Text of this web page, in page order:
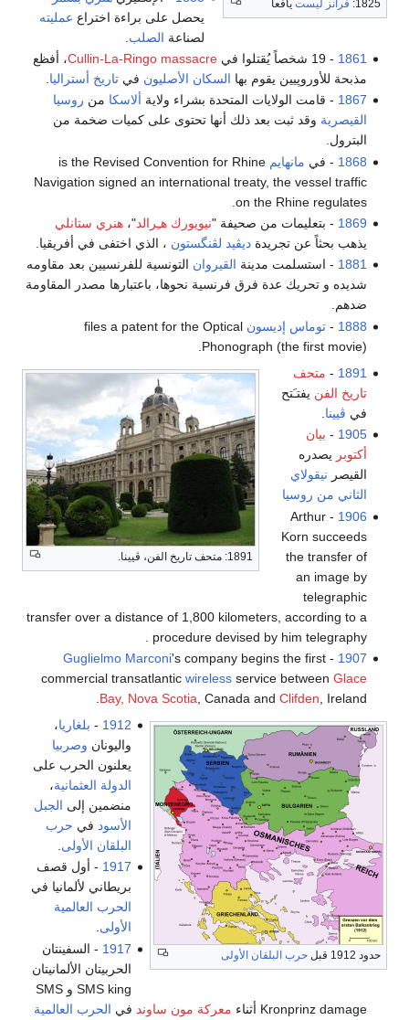
1825: فرانز ليست يافعاً
يحصل على براءة اختراع عمليته
لصناعة الصلب
1861 - 19 شخصاً يُقتلوا في Cullin-La-Ringo massacre، أفظع
مذبحة للأوروپيين يقوم بها السكان الأصليون فيتاريخ أستراليا
1867 - قامت الولايات المتحدة بشراء ولاية ألاسكا من روسيا
القيصرية وقد ثبت بعد ذلك أنها تحتوى على كميات ضخمة من
البترول.
1868 - في مانهايم is the Revised Convention for Rhine
Navigation signed an international treaty, the vessel traffic
on the Rhine regulates.
1869 - بتعليمات من صحيفة "نيويورك هـِرالد"،هنري ستانلي
يذهب بحثاً عن تجريدةديڤيد لڤنگستون ، الذي اختفى في أفريقيا.
1881 - استسلمت مدينة القيروان التونسية للفرنسيين بعد مقاومه
شديده و تحريك عدة فرق فرنسية نحوها، باعتبارها مصدر المقاومة
ضدهم.
1888
-توماس إديسون files a patent for the Optical
Phonograph (the first movie).
1891: متحف تاريخ الفن، ڤيينا.
1891
- متحف
تاريخ الفن يفتـَتح
في ڤيينا
1905
- بيان
أكتوبر يصدره
القيصر نيقولاي
الثاني من روسيا
1906
- Arthur
Korn succeeds
the transfer of
an image by
telegraphic
transfer over a distance of 1,800 kilometers, according to a
procedure devised by him telegraphy .
1907
-
Guglielmo Marconi's company begins the first
commercial transatlantic wirelessservice between Glace
Bay, Nova Scotia , Canada and Clifden , Ireland.
حدود 1912 قبل حرب البلقان الأولى
1912
- بلغاريا،
واليونان وصربيا
يعلنون الحرب على
الدولة العثمانية،
منضمين إلى الجبل
الأسود في حرب
البلقان الأولى
1917 - أول قصف
بريطاني لألمانيا في
الحرب العالمية
الأولى.
1917 - السفينتان
الحربيتان الألمانيتان
SMS king و SMS
Kronprinz damage أثناء
معركة مون ساوند في الحرب العالمية